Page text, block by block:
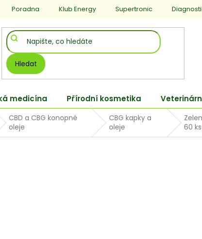
Poradna Klub Energy Supertronic
Hledat
medicína Přírodní kosmetika
CBD a CBG konopné
oleje
CBG kapky a
oleje
60 ks